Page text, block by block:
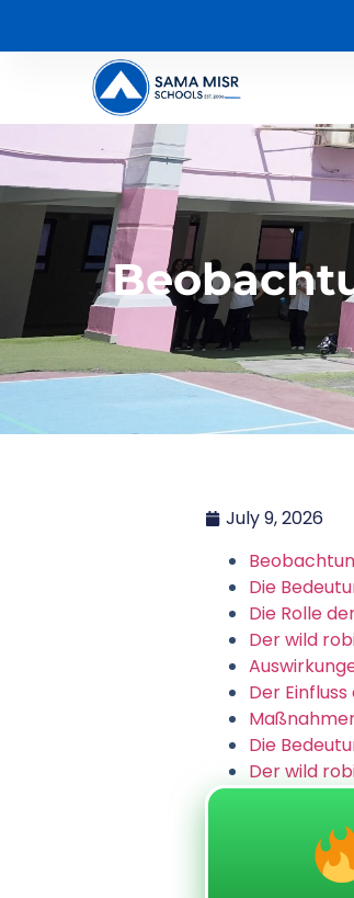
July 9, 2026
Die
Die Rolle
Der wild
Der
Die
Der wild